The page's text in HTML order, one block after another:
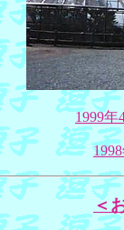
1999年
＜